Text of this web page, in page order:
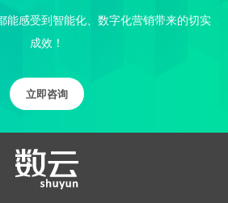
能感受到智能化、数字化营销带来的切实
成效！
立即咨询